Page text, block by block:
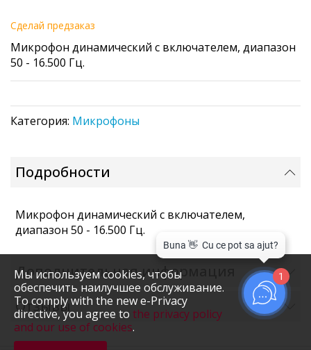
Мы используем cookies, чтобы
обеспечить наилучшее обслуживание.
To comply with the new e-Privacy
directive, you agree to the privacy policy
and our use of cookies.
beginning
of
the
images
gallery
Cделай предзаказ
Микрофон динамический с включателем, диапазон
50 - 16.500 Гц.
Категория: Микрофоны
Подробности
Микрофон динамический с включателем,
диапазон 50 - 16.500 Гц.
Дополнительная информация
Отзывы
1